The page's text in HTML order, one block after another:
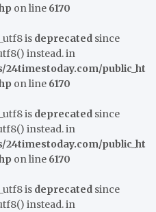
on line 6170
is deprecated since
instead. in
24timestoday.com/public_ht
on line 6170
is deprecated since
instead. in
24timestoday.com/public_ht
on line 6170
is deprecated since
instead. in